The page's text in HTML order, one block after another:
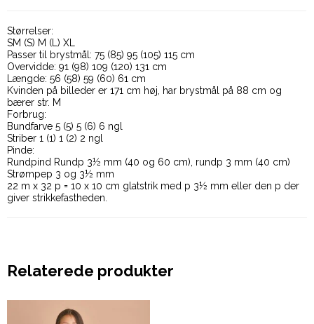
Størrelser:
SM (S) M (L) XL
Passer til brystmål: 75 (85) 95 (105) 115 cm
Overvidde: 91 (98) 109 (120) 131 cm
Længde: 56 (58) 59 (60) 61 cm
Kvinden på billeder er 171 cm høj, har brystmål på 88 cm og
bærer str. M
Forbrug:
Bundfarve 5 (5) 5 (6) 6 ngl
Striber 1 (1) 1 (2) 2 ngl
Pinde:
Rundpind Rundp 3½ mm (40 og 60 cm), rundp 3 mm (40 cm)
Strømpep 3 og 3½ mm
22 m x 32 p = 10 x 10 cm glatstrik med p 3½ mm eller den p der
giver strikkefastheden.
Relaterede produkter